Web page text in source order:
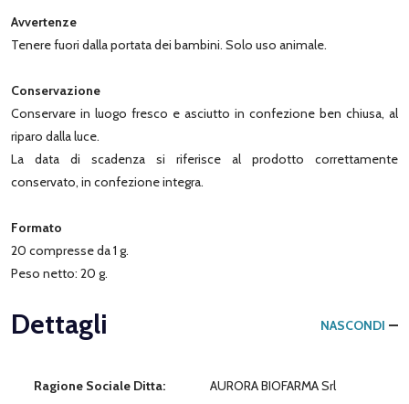
Avvertenze
Tenere fuori dalla portata dei bambini. Solo uso animale.
Conservazione
Conservare in luogo fresco e asciutto in confezione ben chiusa, al
riparo dalla luce.
La data di scadenza si riferisce al prodotto correttamente
conservato, in confezione integra.
Formato
20 compresse da 1 g.
Peso netto: 20 g.
Dettagli NASCONDI
Ragione Sociale Ditta: AURORA BIOFARMA Srl